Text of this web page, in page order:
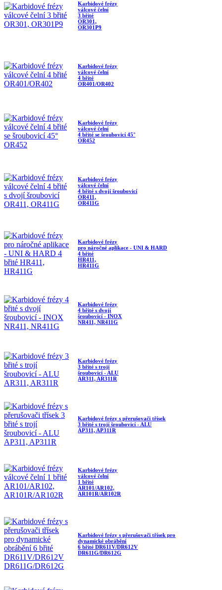
Karbidové frézy
válcové čelní
3 břité
OR301,
OR301P9
Karbidové frézy
válcové čelní
4 břité
OR401/OR402
Karbidové frézy
válcové čelní
4 břité se šroubovicí 45°
OR452
Karbidové frézy
válcové čelní
4 břité s dvojí šroubovicí
OR411,
OR411G
Karbidové frézy
pro náročné aplikace - UNI & HARD
4 břité
HR411,
HR411G
Karbidové frézy
4 břité s dvojí
šroubovicí - INOX
NR411, NR411G
Karbidové frézy
3 břité s trojí
šroubovicí - ALU
AR311, AR311R
Karbidové frézy s přerušovači třísek
3 břité s trojí šroubovicí - ALU
AP311, AP311R
Karbidové frézy
válcové čelní
1 břité
AR101/AR102,
AR101R/AR102R
Karbidové frézy s přerušovači třísek pro
dynamické obrábění
6 břité DR611V/DR612V
DR611G/DR612G